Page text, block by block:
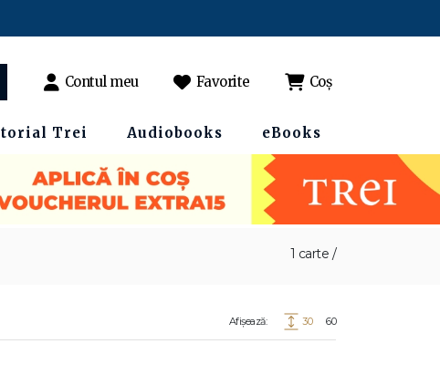
Contul meu Favorite Coș
Trei Audiobooks eBooks
1 carte /
Afișează: 30 60